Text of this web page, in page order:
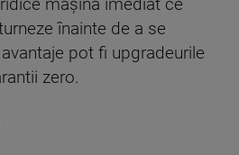
mașina imediat ce
înainte de a se
pot fi upgradeurile
zero.